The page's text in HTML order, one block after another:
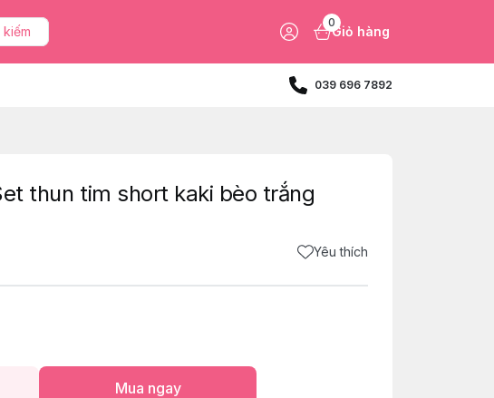
kiếm
0
Giỏ hàng
039 696 7892
thun tim short kaki bèo trắng
Yêu thích
Mua ngay